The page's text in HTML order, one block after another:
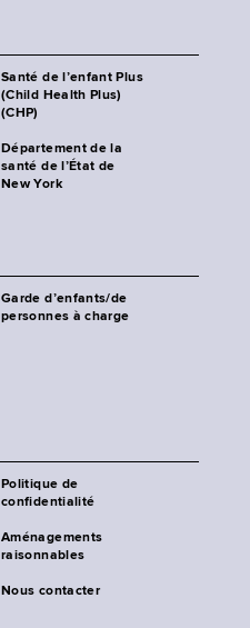
Santé de l’enfant Plus
(Child Health Plus)
(CHP)
Département de la
santé de l’État de
New York
Garde d’enfants/de
personnes à charge
Politique de
confidentialité
Aménagements
raisonnables
Nous contacter